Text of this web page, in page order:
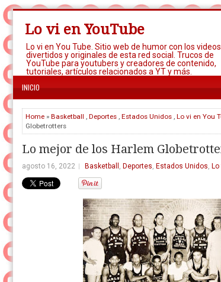
Lo vi en YouTube
Lo vi en You Tube. Sitio web de humor con los
divertidos y originales de esta red social. Trucos de
YouTube para youtubers y creadores de contenido,
tutoriales, artículos relacionados a YT y más.
INICIO
Home » Basketball , Deportes , Estados Unidos , Lo vi en You
Globetrotters
Lo mejor de los Harlem
agosto 16, 2022 Basketball , Deportes, Estados Unidos,